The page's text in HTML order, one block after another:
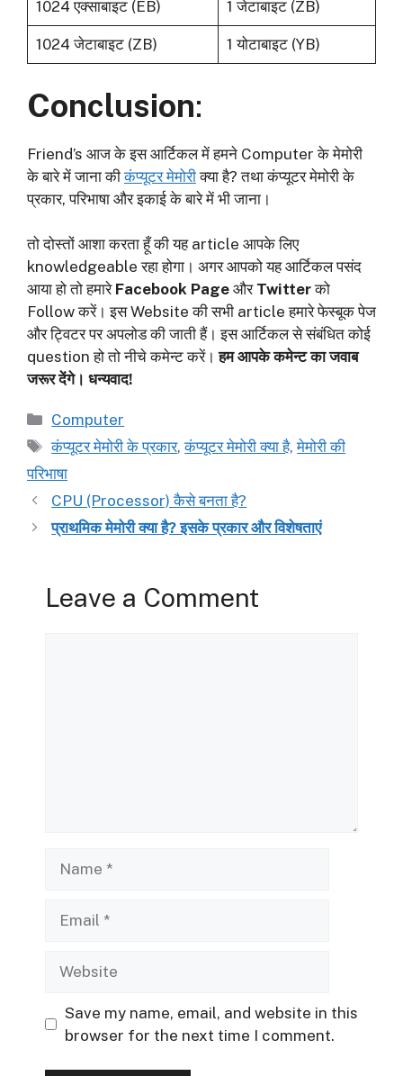
1024 एक्साबाइट (EB) 1 जेटाबाइट (ZB)
1024 जेटाबाइट (ZB) 1 योटाबाइट (YB)
Conclusion:
Friend’s आज के इस आर्टिकल में हमने Computer के मेमोरी
के बारे में जाना कीकंप्यूटर मेमोरीक्या है? तथा कंप्यूटर मेमोरी के
प्रकार, परिभाषा और इकाई के बारे में भी जाना।
तो दोस्तों आशा करता हूँ की यह article आपके लिए
knowledgeable रहा होगा। अगर आपको यह आर्टिकल पसंद
आया हो तो हमारे Facebook Page और Twitterको
Follow करें। इस Website की सभी article हमारे फेस्बूक पेज
और ट्विटर पर अपलोड की जाती हैं। इस आर्टिकल से संबंधित कोई
question हो तो नीचे कमेन्ट करें।हम आपके कमेन्ट का जवाब
जरूर देंगे। धन्यवाद!
Categories
Computer
Tags
कंप्यूटर मेमोरी के प्रकार,कंप्यूटर मेमोरी क्या है,मेमोरी की
परिभाषा
CPU (Processor) कैसे बनता है?
प्राथमिक मेमोरी क्या है? इसके प्रकार और विशेषताएं
Leave a Comment
Save my name, email, and website in this
browser for the next time I comment.